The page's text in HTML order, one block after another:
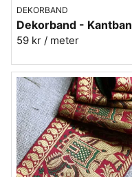
DEKORBAND
59 kr / meter